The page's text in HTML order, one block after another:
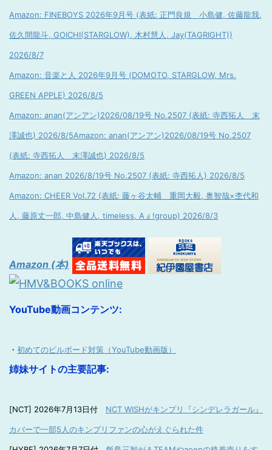
Amazon: FINEBOYS 2026年9月号 (表紙: 正門良規 小島健, 佐藤龍我,
佐久間龍斗, GOICHI(STARGLOW), 木村慧人, Jay(TAGRIGHT))
2026/8/7
Amazon: 音楽と人 2026年9月号 (DOMOTO, STARGLOW, Mrs.
GREEN APPLE) 2026/8/5
Amazon: anan(アンアン)2026/08/19号 No.2507 (表紙: 寺西拓人 末
澤誠也) 2026/8/5Amazon: anan(アンアン)2026/08/19号 No.2507
(表紙: 寺西拓人 末澤誠也) 2026/8/5
Amazon: anan 2026/8/19号 No.2507 (表紙: 寺西拓人) 2026/8/5
Amazon: CHEER Vol.72 (表紙: 藤ヶ谷太輔 重岡大毅, 奥智哉×杢代和
人, 藤原丈一郎, 中島健人, timeless, Aぇ!group) 2026/8/3
Amazon (本)
YouTube動画コンテンツ:
・ 初めてのビルボード対策（YouTube動画版）
姉妹サイトの主要記事:
[NCT] 2026年7月13日付 NCT WISHがキンプリ『シンデレラガール』
カバーで一部5人のキンプリファンの心がえぐられた件